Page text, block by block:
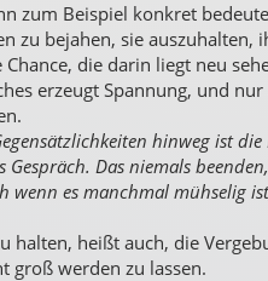
zum Beispiel konkret
zu bejahen, sie auszuhalten,
die darin liegt neu
erzeugt Spannung, und
hinweg ist
Gespräch. Das niemals
wenn es manchmal mühselig
halten, heißt auch, die
groß werden zu lassen.